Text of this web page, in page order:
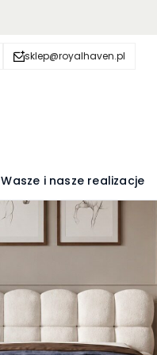
sklep@royalhaven.pl
Wasze i nasze realizacje